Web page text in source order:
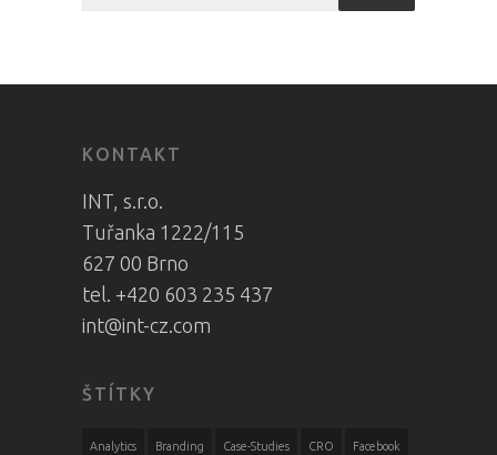
KONTAKT
INT, s.r.o.
Tuřanka 1222/115
627 00 Brno
tel. +420 603 235 437
int@int-cz.com
ŠTÍTKY
Analytics Branding Case-Studies CRO Facebook